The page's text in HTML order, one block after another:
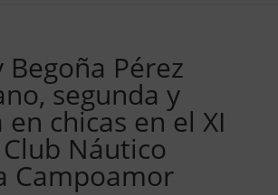
Begoña Pérez
segunda y
chicas en el XI
Náutico
Campoamor